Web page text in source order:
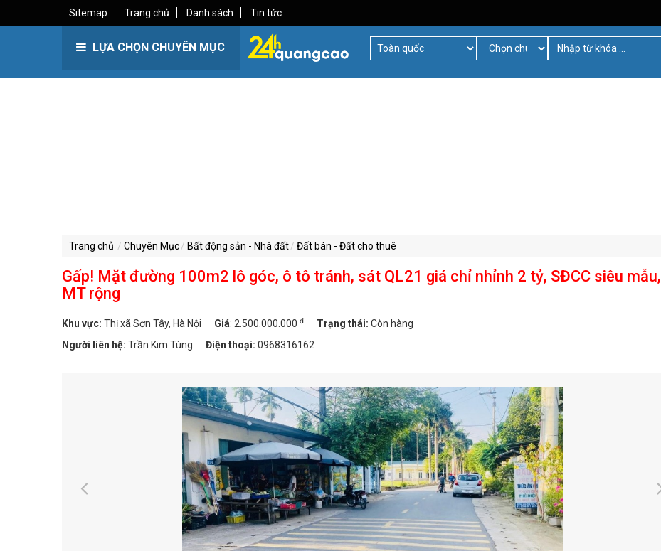
Sitemap Trang chủ Danh sách Tin tức
LỰA CHỌN CHUYÊN MỤC
Trang chủ Chuyên Mục Bất động sản - Nhà đất Đất bán - Đất cho thuê
Gấp! Mặt đường 100m2 lô góc, ô tô tránh, sát QL21 giá chỉ nhỉnh 2 tỷ, SĐCC siêu mẫu,
MT rộng
Khu vực: Thị xã Sơn Tây, Hà Nội Giá: 2.500.000.000 đ Trạng thái: Còn hàng
Người liên hệ: Trần Kim Tùng Điện thoại: 0968316162